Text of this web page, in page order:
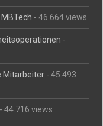
- 46.664 views
-
Mitarbeiter - 45.493
- 44.716 views